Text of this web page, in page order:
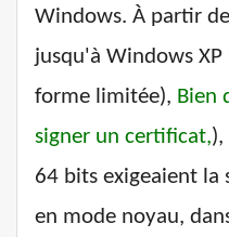
Windows. À partir
jusqu'à Windows
forme limitée), Bien
signer un certificat,),
64 bits exigeaient la
en mode noyau,